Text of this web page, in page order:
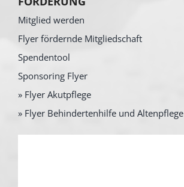
Mitglied werden
Flyer fördernde Mitgliedschaft
Spendentool
Sponsoring Flyer
» Flyer Akutpflege
» Flyer Behindertenhilfe und Altenpflege